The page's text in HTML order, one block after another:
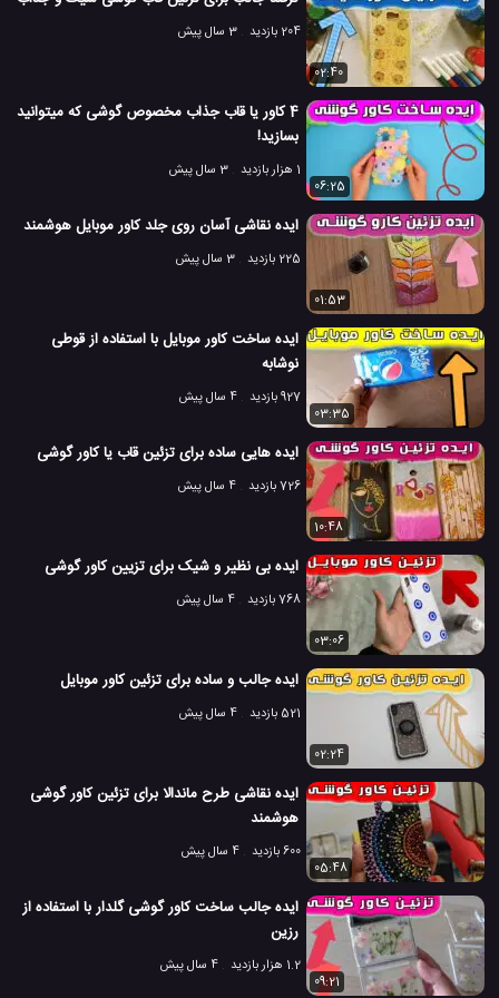
204 بازدید 3 سال پیش
02:40
4 کاور یا قاب جذاب مخصوص گوشی که میتوانید
بسازید!
1 هزار بازدید
3 سال پیش
06:25
ایده نقاشی آسان روی جلد کاور موبایل هوشمند
225 بازدید 3 سال پیش
01:53
ایده ساخت کاور موبایل با استفاده از قوطی
نوشابه
927 بازدید
4 سال پیش
03:35
ایده هایی ساده برای تزئین قاب یا کاور گوشی
726 بازدید 4 سال پیش
10:48
ایده بی نظیر و شیک برای تزیین کاور گوشی
768 بازدید 4 سال پیش
03:06
ایده جالب و ساده برای تزئین کاور موبایل
521 بازدید 4 سال پیش
02:24
ایده نقاشی طرح ماندالا برای تزئین کاور گوشی
هوشمند
600 بازدید
4 سال پیش
05:48
ایده جالب ساخت کاور گوشی گلدار با استفاده از
رزین
1.2 هزار بازدید
4 سال پیش
09:21